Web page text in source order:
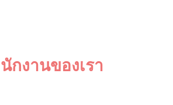
กงานของเรา